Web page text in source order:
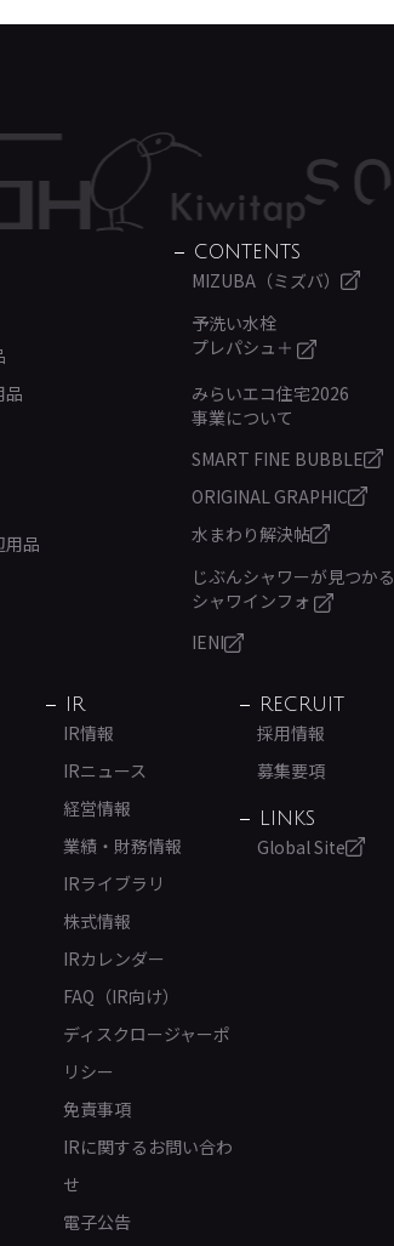
品
用品
CONTENTS
MIZUBA（ミズバ）
予洗い水栓
プレパシュ＋
みらいエコ住宅2026
事業について
SMART FINE BUBBLE
ORIGINAL GRAPHIC
水まわり解決帖
じぶんシャワーが見つかる
シャワインフォ
IENI
IR
IR情報
IRニュース
経営情報
業績・財務情報
IRライブラリ
株式情報
IRカレンダー
FAQ（IR向け）
ディスクロージャーポ
リシー
免責事項
IRに関するお問い合わ
せ
電子公告
RECRUIT
採用情報
募集要項
LINKS
Global Site